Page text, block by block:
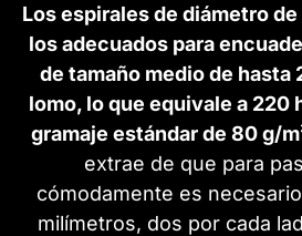
Los espirales de diámetro
los adecuados para
de tamaño medio de hasta
lomo, lo que equivale a 220
gramaje estándar de 80 g/
extrae de que para
cómodamente es
milímetros, dos por cada